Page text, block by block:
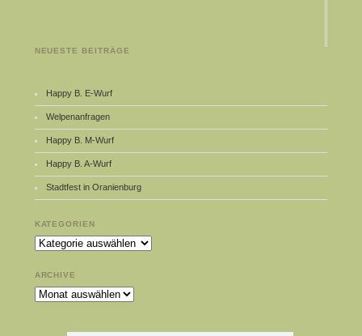
NEUESTE BEITRÄGE
Happy B. E-Wurf
Welpenanfragen
Happy B. M-Wurf
Happy B. A-Wurf
Stadtfest in Oranienburg
KATEGORIEN
Kategorien
ARCHIVE
Archive